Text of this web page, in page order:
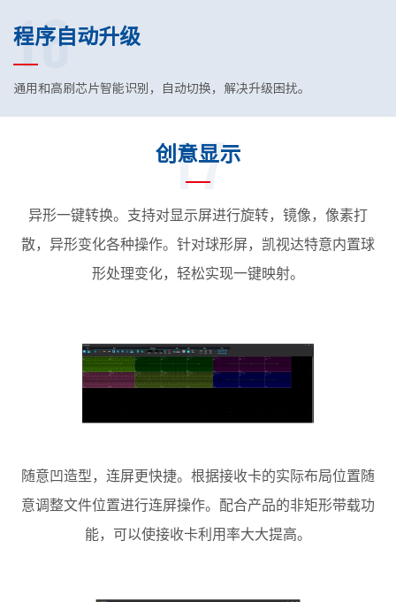
程序自动升级
16
通用和高刷芯片智能识别，自动切换，解决升级困扰。
创意显示
17
异形一键转换。支持对显示屏进行旋转，镜像，像素打
散，异形变化各种操作。针对球形屏，凯视达特意内置球
形处理变化，轻松实现一键映射。
随意凹造型，连屏更快捷。根据接收卡的实际布局位置随
意调整文件位置进行连屏操作。配合产品的非矩形带载功
能，可以使接收卡利用率大大提高。